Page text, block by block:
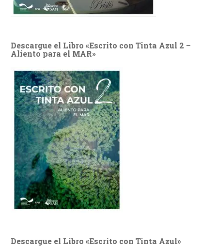
Descargue el Libro «Escrito con Tinta Azul 2 –
Aliento para el MAR»
Descargue el Libro «Escrito con Tinta Azul»